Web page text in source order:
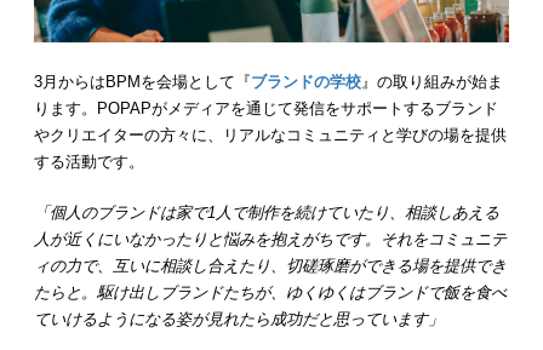
3月からはBPMを会場として『ブランドの学校 』の取り組みが始ま
ります。POPAPがメディアを通じて発信をサポートするブランド
やクリエイターの方々に、リアルなコミュニティと学びの場を提供
する活動です。
「個人のブランドは家で1人で制作を続けていたり、相談しあえる
人が近くにいなかったりと悩みを抱えがちです。それをコミュニテ
ィの力で、互いに相談し合えたり、切磋琢磨ができる場を提供でき
たらと。駆け出しブランドたちが、ゆくゆくはブランドで飯を食べ
ていけるようになる姿が見れたら成功だと思っています」